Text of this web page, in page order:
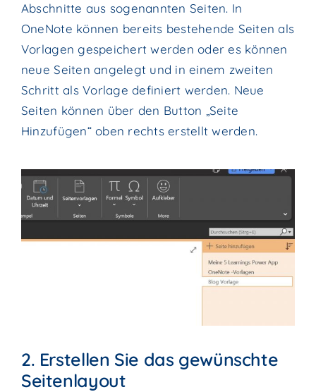
Abschnitte aus sogenannten Seiten. In
OneNote können bereits bestehende Seiten als
Vorlagen gespeichert werden oder es können
neue Seiten angelegt und in einem zweiten
Schritt als Vorlage definiert werden. Neue
Seiten können über den Button „Seite
Hinzufügen“ oben rechts erstellt werden.
2. Erstellen Sie das gewünschte
Seitenlayout